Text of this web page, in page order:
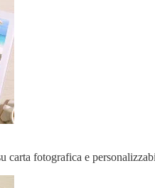
carta fotografica e